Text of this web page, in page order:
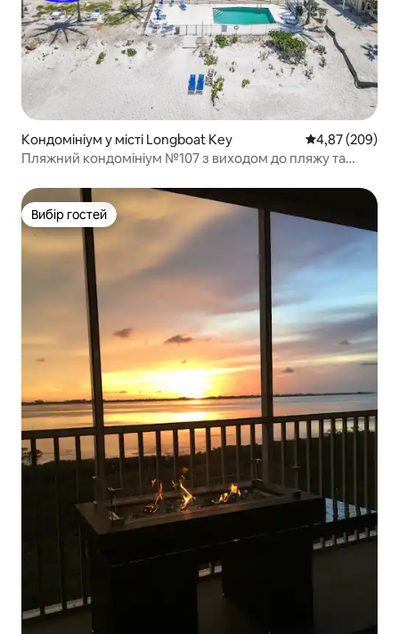
Кондомініум у місті Longboat Key Середня
4,87 (209)
Пляжний кондомініум №107 з виходом до пляжу та
Вибір гостей
Вибір гостей